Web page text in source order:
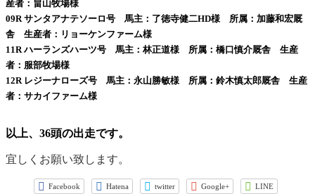
産者：畠山牧場様
09R サンタアナテソーロ号 馬主：了徳寺健二HD様 所属：加藤和宏厩
舎 生産者：リョーケンファーム様
11R ハーランズハーツ号 馬主：林正道様 所属：橋口慎介厩舎 生産
者：服部牧場様
12R レジーナローズ号 馬主：永山勝敏様 所属：鈴木慎太郎厩舎 生産
者：サカイファーム様
以上、36頭の出走です。
宜しくお願い致します。
Facebook Hatena twitter Google+ LINE